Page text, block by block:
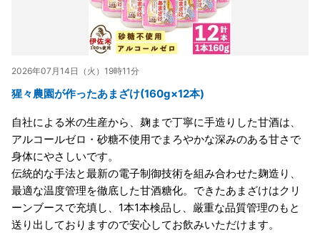
2026年07月14日（火）19時11分
猩々農園が作ったあまざけ(160g×12本)
自社による米の生産から、麹まで丁寧に手造りした甘酒は、
アルコールゼロ・砂糖不使用でまろやかな深みのある甘さで
身体にやさしいです。
伝統的な手法と最新の電子制御技術を組み合わせた麹造り、
最適な温度管理を徹底した甘酒糖化。できたあまざけはクリ
ーンブースで充填し、1本1本検品し、厳重な品質管理のもと
送り出しておりますので安心してお飲みいただけます。